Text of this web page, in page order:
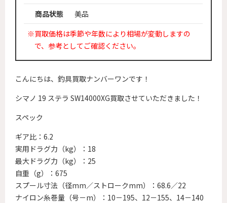
商品状態
美品
※買取価格は季節や年数により相場が変動しますの
で、参考としてご確認ください。
こんにちは、釣具買取ナンバーワンです！
シマノ 19 ステラ SW14000XG買取させていただきました！
スペック
ギア比：6.2
実用ドラグ力（kg）：18
最大ドラグ力（kg）：25
自重（g）：675
スプール寸法（径mm／ストロークmm）：68.6／22
ナイロン糸巻量（号－m）：10－195、12－155、14－140